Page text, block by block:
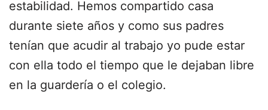
estabilidad. Hemos compartido casa
durante siete años y como sus padres
tenían que acudir al trabajo yo pude estar
con ella todo el tiempo que le dejaban libre
en la guardería o el colegio.